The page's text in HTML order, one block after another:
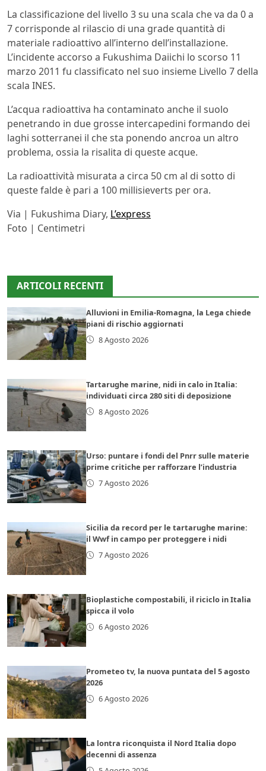
La classificazione del livello 3 su una scala che va da 0 a
7 corrisponde al rilascio di una grade quantità di
materiale radioattivo all’interno dell’installazione.
L’incidente accorso a Fukushima Daiichi lo scorso 11
marzo 2011 fu classificato nel suo insieme Livello 7 della
scala INES.
L’acqua radioattiva ha contaminato anche il suolo
penetrando in due grosse intercapedini formando dei
laghi sotterranei il che sta ponendo ancroa un altro
problema, ossia la risalita di queste acque.
La radioattività misurata a circa 50 cm al di sotto di
queste falde è pari a 100 millisieverts per ora.
Via | Fukushima Diary, L’express
Foto | Centimetri
ARTICOLI RECENTI
Alluvioni in Emilia-Romagna, la Lega chiede
piani di rischio aggiornati
8 Agosto 2026
Tartarughe marine, nidi in calo in Italia:
individuati circa 280 siti di deposizione
8 Agosto 2026
Urso: puntare i fondi del Pnrr sulle materie
prime critiche per rafforzare l’industria
7 Agosto 2026
Sicilia da record per le tartarughe marine:
il Wwf in campo per proteggere i nidi
7 Agosto 2026
Bioplastiche compostabili, il riciclo in Italia
spicca il volo
6 Agosto 2026
Prometeo tv, la nuova puntata del 5 agosto
2026
6 Agosto 2026
La lontra riconquista il Nord Italia dopo
decenni di assenza